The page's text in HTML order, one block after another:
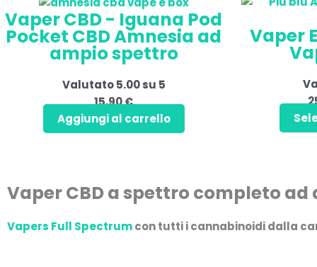
Vaper CBD - Iguana Pod
Pocket CBD Amnesia ad
ampio spettro
Valutato5.00su 5
15,90€
Aggiungi al carrello
Vaper
Vaper CBD a spettro completo
Vapers Full Spectrumcon tutti icannabinoidi dalla